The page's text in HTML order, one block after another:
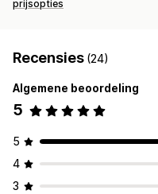
prijsopties
Recensies (24)
Algemene beoordeling
5
5
4
3